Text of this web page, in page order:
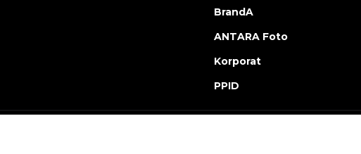
BrandA
ANTARA Foto
Korporat
PPID